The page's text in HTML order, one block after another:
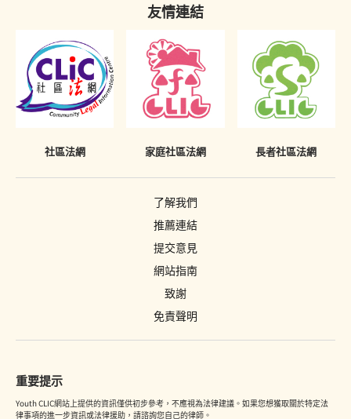
有條件或無條件釋放
針對家長或監護人的命令
友情連結
社區法網 家庭社區法網 長者社區法網
了解我們
推薦連結
提交意見
網站指南
致謝
免責聲明
重要提示
Youth CLIC網站上提供的資訊僅供初步參考，不應視為法律建議。如果您想獲取關於特定法
律事項的進一步資訊或法律援助，請諮詢您自己的律師。